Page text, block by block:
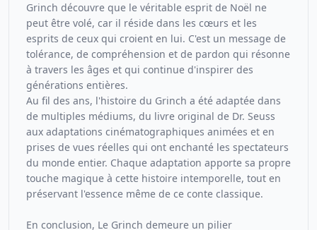
Grinch découvre que le véritable esprit de Noël ne
peut être volé, car il réside dans les cœurs et les
esprits de ceux qui croient en lui. C'est un message de
tolérance, de compréhension et de pardon qui résonne
à travers les âges et qui continue d'inspirer des
générations entières.
Au fil des ans, l'histoire du Grinch a été adaptée dans
de multiples médiums, du livre original de Dr. Seuss
aux adaptations cinématographiques animées et en
prises de vues réelles qui ont enchanté les spectateurs
du monde entier. Chaque adaptation apporte sa propre
touche magique à cette histoire intemporelle, tout en
préservant l'essence même de ce conte classique.
En conclusion, Le Grinch demeure un pilier